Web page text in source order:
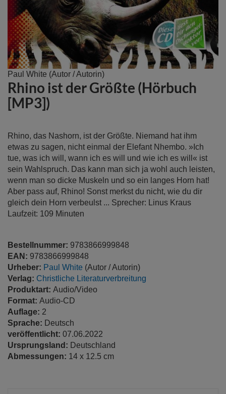
Paul White (Autor / Autorin)
Rhino ist der Größte (Hörbuch
[MP3])
Rhino, das Nashorn, ist der Größte. Niemand hat ihm
etwas zu sagen, nicht einmal der Elefant Nhembo. »Ich
tue, was ich will, wann ich es will und wie ich es will« ist
sein Wahlspruch. Das kann man sich ja wohl auch leisten,
wenn man so dicke Muskeln und so ein langes Horn hat!
Aber pass auf, Rhino! Sonst merkst du nicht, wie du dir
gleich dein Horn verbeulst ... Sprecher: Linus Kraus
Laufzeit: 109 Minuten
Bestellnummer: 9783866999848
EAN: 9783866999848
Urheber: Paul White (Autor / Autorin)
Verlag: Christliche Literaturverbreitung
Produktart: Audio/Video
Format: Audio-CD
Auflage: 2
Sprache: Deutsch
veröffentlicht: 07.06.2022
Ursprungsland: Deutschland
Abmessungen: 14 x 12.5 cm
Zum
Anfang
der
Bildergalerie